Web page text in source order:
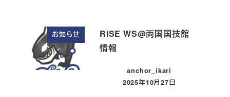
お知らせ
RISE WS@両国国技館
情報
anchor_ikari
投稿日
2025年10月27日